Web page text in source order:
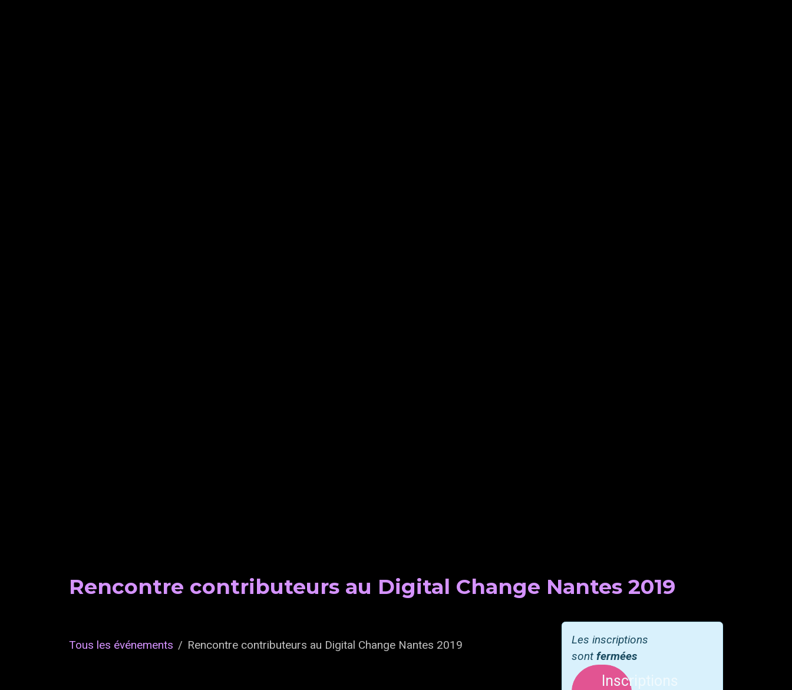
Rencontre contributeurs au Digital Change Nantes 2019
Tous les événements Rencontre contributeurs au Digital Change Nantes 2019
Les inscriptions
sont fermées
Inscriptions